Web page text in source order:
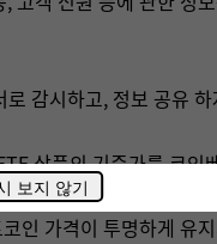
보지 않기
로 감시하고, 정보 공유
상품의 기준가를 코인
는 것.
인 가격이 투명하게 유